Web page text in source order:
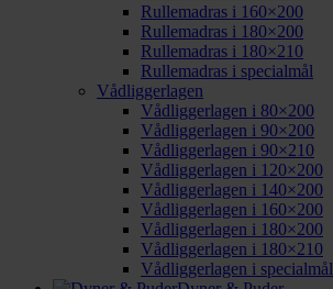
Rullemadras i 160×200
Rullemadras i 180×200
Rullemadras i 180×210
Rullemadras i specialmål
Vådliggerlagen
Vådliggerlagen i 80×200
Vådliggerlagen i 90×200
Vådliggerlagen i 90×210
Vådliggerlagen i 120×200
Vådliggerlagen i 140×200
Vådliggerlagen i 160×200
Vådliggerlagen i 180×200
Vådliggerlagen i 180×210
Vådliggerlagen i specialmål